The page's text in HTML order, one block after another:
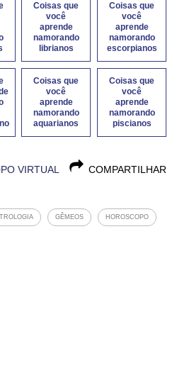
Coisas que
você
aprende
namorando
librianos
Coisas que
você
aprende
namorando
escorpianos
Coisas que
você
aprende
namorando
aquarianos
Coisas que
você
aprende
namorando
piscianos
COMPARTILHAR
VIRTUAL
GÊMEOS HOROSCOPO